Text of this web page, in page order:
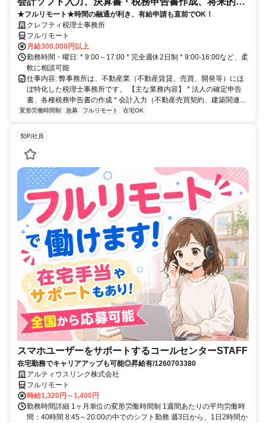
決算説明も
★フルリモート★時間の融通が利き、有給申請も直前でOK！
クレフティ税理士事務所
フルリモート
月給300,000円以上
勤務時間・曜日: * 9:00～17:00 * 完全週休2日制 * 9:00-16:00など、柔
軟に相談可能
仕事内容: 弊事務所は、不動産業（不動産賃貸、売買、開発等）にほ
ぼ特化した税理士事務所です。 【主な業務内容】 * 法人の確定申告
書、各種税務申告書の作成 * 会計入力（不動産売買契約、建築関連...
変形労働時間制 急募 フルリモート 在宅OK
契約社員
スマホユーザーをサポートするコールセンターSTAFF
在宅勤務でキャリアアップも可能◎昇給有/1260703380
アルティウスリンク株式会社
フルリモート
時給1,320円～1,400円
勤務時間詳細 1ヶ月単位の変形労働時間制 1週間あたりの平均労働時
間：40時間 8:45～20:00の中でのシフト勤務 週3日から、1日2時間か